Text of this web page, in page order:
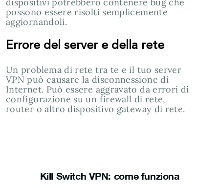
possono essere risolti semplicemente
aggiornandoli.
Errore del server e della rete
Un problema di rete tra te e il tuo server
VPN può causare la disconnessione di
Internet. Può essere aggravato da errori di
configurazione su un firewall di rete,
router o altro dispositivo gateway di rete.
Kill Switch VPN: come funziona